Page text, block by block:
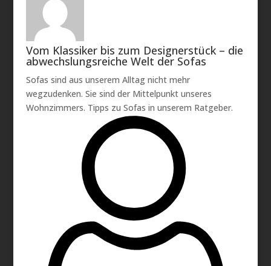
Vom Klassiker bis zum Designerstück – die
abwechslungsreiche Welt der Sofas
Sofas sind aus unserem Alltag nicht mehr
wegzudenken. Sie sind der Mittelpunkt unseres
Wohnzimmers. Tipps zu Sofas in unserem Ratgeber.